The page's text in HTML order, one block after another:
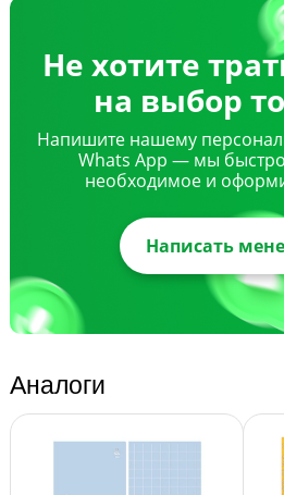
Не хотите
на выбор
Напишите нашему
Whats App — мы
необходимое и
Написать
Аналоги